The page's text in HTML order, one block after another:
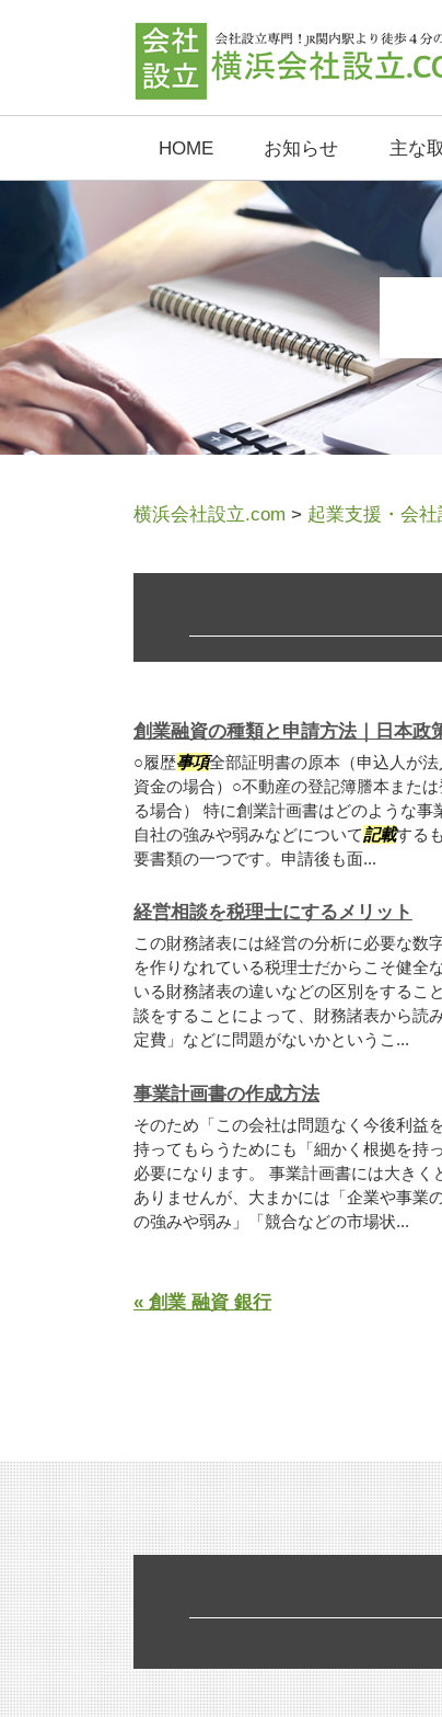
HOME お知らせ 主な
横浜会社設立.com > 起業支援・会
創業融資の種類と申請方法｜日本政
○履歴事項全部証明書の原本（申込人が
資金の場合）○不動産の登記簿謄本また
る場合） 特に創業計画書はどのような事
自社の強みや弱みなどについて記載する
要書類の一つです。申請後も面...
経営相談を税理士にするメリット
この財務諸表には経営の分析に必要な数
を作りなれている税理士だからこそ健全
いる財務諸表の違いなどの区別をするこ
談をすることによって、財務諸表から読
定費」などに問題がないかというこ...
事業計画書の作成方法
そのため「この会社は問題なく今後利益
持ってもらうためにも「細かく根拠を持
必要になります。 事業計画書には大き
ありませんが、大まかには「企業や事業
の強みや弱み」「競合などの市場状...
« 創業 融資 銀行